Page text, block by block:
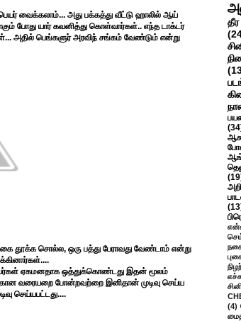
வைக்கலாம்... அது பக்கத்து வீட்டு ஹாலில் ஆய்
போது யார் கவனித்து கொள்வார்கள்.. எந்த டாக்டர்
அதில் பெங்களுர் அரவிந் சங்கம் வேண்டும் என்று
தூக்க சொல்ல, ஒரு பத்து பேராவது வேண்டாம் என்று
ஏகமனதாக ஒத்துக்கொண்டது இதன் மூலம்
வரையறை போன்றவற்றை இனிதான் முடிவு செய்ய
செய்யபட்டது....
(4)